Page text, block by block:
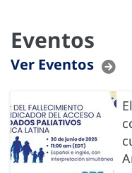
Eventos
Ver Eventos